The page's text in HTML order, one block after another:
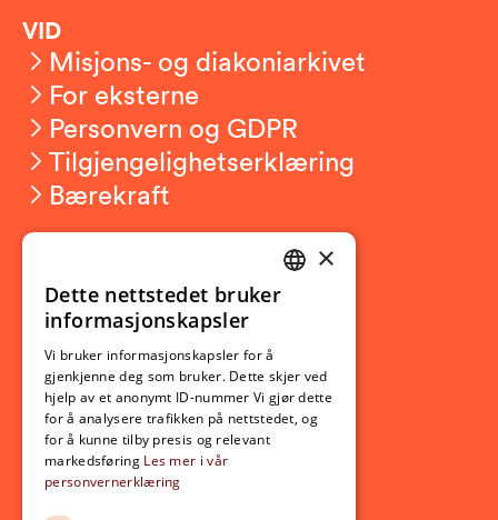
VID
Misjons- og diakoniarkivet
For eksterne
Personvern og GDPR
Tilgjengelighetserklæring
Bærekraft
Ny student
Utveksling
Opptak
Lov- og regelverk
Aktuelt
Nyheter
NORWEGIAN
×
Dette nettstedet bruker
informasjonskapsler
Vi bruker informasjonskapsler for å
gjenkjenne deg som bruker. Dette skjer ved
hjelp av et anonymt ID-nummer Vi gjør dette
for å analysere trafikken på nettstedet, og
for å kunne tilby presis og relevant
markedsføring Les mer i vår
personvernerklæring